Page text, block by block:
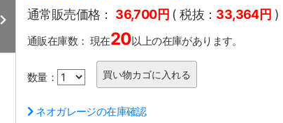
通常販売価格： 36,700円 ( 税抜： 33,364円 )
通販在庫数： 現在20以上の在庫があります。
数量：
ネオガレージの在庫確認